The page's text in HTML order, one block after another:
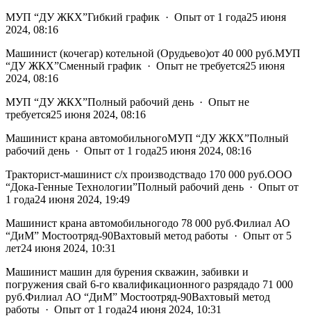
МУП “ДУ ЖКХ”Гибкий график · Опыт от 1 года25 июня
2024, 08:16
Машинист (кочегар) котельной (Орудьево)от 40 000 руб.МУП
“ДУ ЖКХ”Сменный график · Опыт не требуется25 июня
2024, 08:16
МУП “ДУ ЖКХ”Полный рабочий день · Опыт не
требуется25 июня 2024, 08:16
Машинист крана автомобильногоМУП “ДУ ЖКХ”Полный
рабочий день · Опыт от 1 года25 июня 2024, 08:16
Тракторист-машинист с/х производствадо 170 000 руб.ООО
“Дока-Генные Технологии”Полный рабочий день · Опыт от
1 года24 июня 2024, 19:49
Машинист крана автомобильногодо 78 000 руб.Филиал АО
“ДиМ” Мостоотряд-90Вахтовый метод работы · Опыт от 5
лет24 июня 2024, 10:31
Машинист машин для бурения скважин, забивки и
погружения свай 6-го квалификационного разрядадо 71 000
руб.Филиал АО “ДиМ” Мостоотряд-90Вахтовый метод
работы · Опыт от 1 года24 июня 2024, 10:31